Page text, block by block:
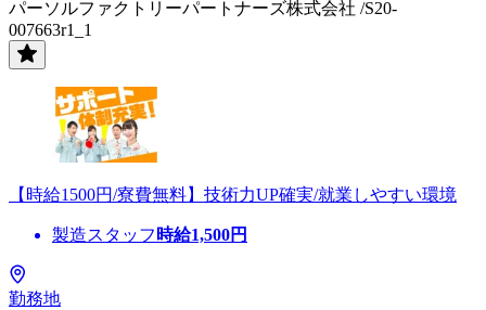
パーソルファクトリーパートナーズ株式会社 /S20-
007663r1_1
【時給1500円/寮費無料】技術力UP確実/就業しやすい環境
製造スタッフ 時給1,500円
勤務地